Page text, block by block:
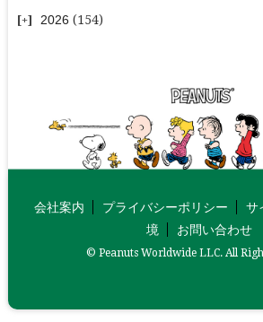
2026 (154)
会社案内 プライバシーポリシー サ
境
お問い合わせ
© Peanuts Worldwide LLC. All